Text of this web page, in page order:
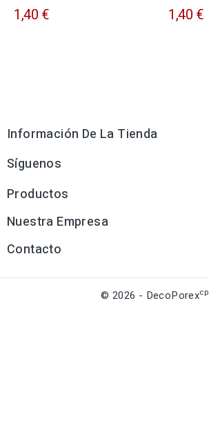
1,40 € 1,40 €
Información De La Tienda
Síguenos
Productos
Nuestra Empresa
Contacto
© 2026 - DecoPorexcp